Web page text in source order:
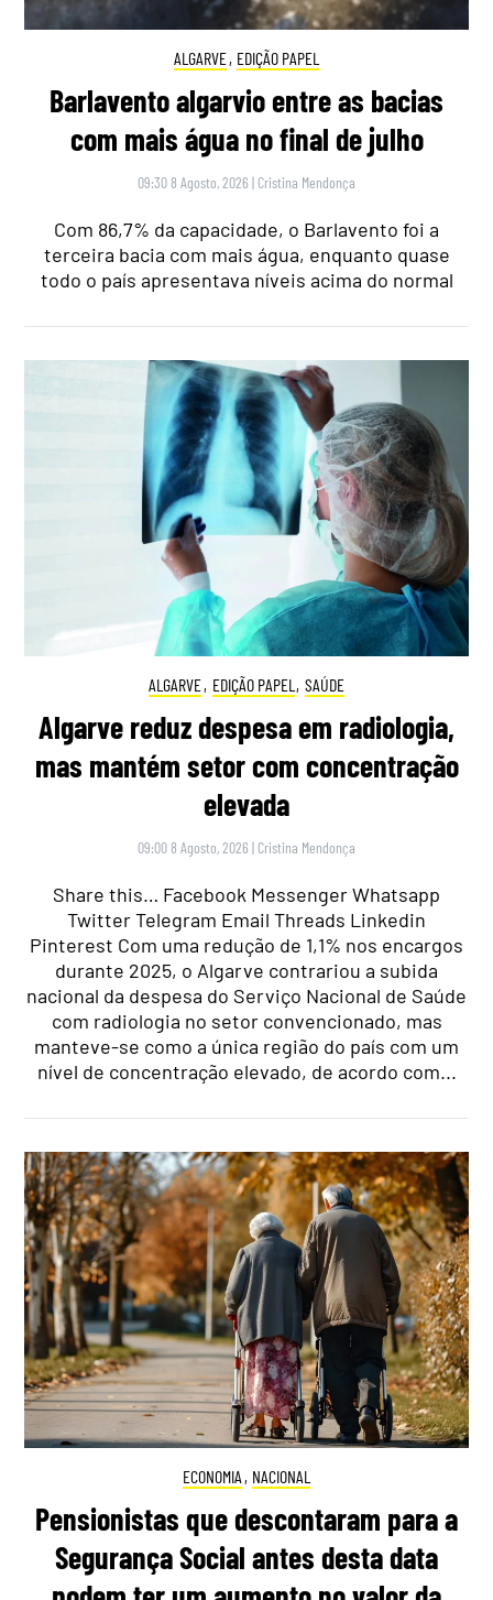
ALGARVE, EDIÇÃO PAPEL
Barlavento algarvio entre as bacias
com mais água no final de julho
09:30 8 Agosto, 2026 | Cristina Mendonça
Com 86,7% da capacidade, o Barlavento foi a
terceira bacia com mais água, enquanto quase
todo o país apresentava níveis acima do normal
ALGARVE, EDIÇÃO PAPEL , SAÚDE
Algarve reduz despesa em radiologia,
mas mantém setor com concentração
elevada
09:00 8 Agosto, 2026 | Cristina Mendonça
Share this… Facebook Messenger Whatsapp
Twitter Telegram Email Threads Linkedin
Pinterest Com uma redução de 1,1% nos encargos
durante 2025, o Algarve contrariou a subida
nacional da despesa do Serviço Nacional de Saúde
com radiologia no setor convencionado, mas
manteve-se como a única região do país com um
nível de concentração elevado, de acordo com...
ECONOMIA , NACIONAL
Pensionistas que descontaram para a
Segurança Social antes desta data